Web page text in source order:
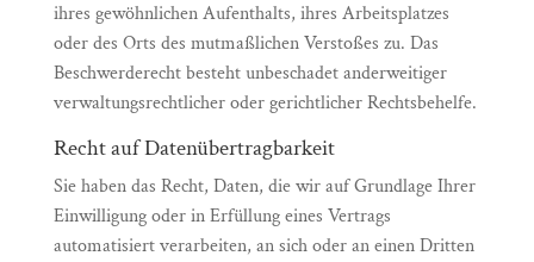
ihres gewöhnlichen Aufenthalts, ihres Arbeitsplatzes
oder des Orts des mutmaßlichen Verstoßes zu. Das
Beschwerderecht besteht unbeschadet anderweitiger
verwaltungsrechtlicher oder gerichtlicher Rechtsbehelfe.
Recht auf Datenübertragbarkeit
Sie haben das Recht, Daten, die wir auf Grundlage Ihrer
Einwilligung oder in Erfüllung eines Vertrags
automatisiert verarbeiten, an sich oder an einen Dritten